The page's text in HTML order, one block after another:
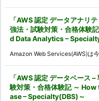
「AWS 認定 データアナリ
強法・試験対策・合格体験
d Data Analytics –
Amazon Web Services(AWS)は
「AWS 認定 データベース
験対策・合格体験記 ～
ase – Specialty(DBS)～